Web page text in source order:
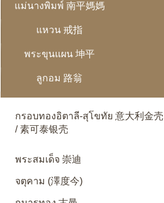
แม่นางพิมพ์ 南平媽媽
แหวน 戒指
พระขุนแผน 坤平
ลูกอม 路翁
กรอบทองอิตาลี-สุโขทัย 意大利金壳
/ 素可泰银壳
พระสมเด็จ 崇迪
จตุคาม (澤度今)